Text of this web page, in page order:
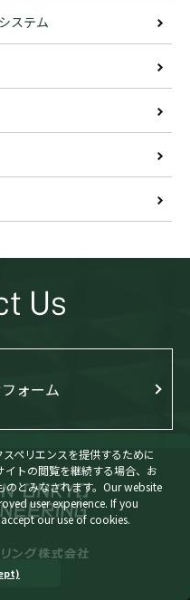
ペリエンスを提供するために
トの閲覧を継続する場合、お
のとみなされます。Our website
user experience. If you
our use of cookies.
ステム
Us
ォーム